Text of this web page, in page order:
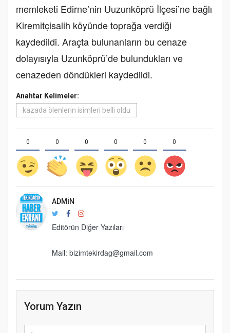
memleketi Edirne’nin Uuzunköprü İlçesi’ne bağlı
Kiremitçisalih köyünde toprağa verdiği
kaydedildi. Araçta bulunanların bu cenaze
dolayısıyla Uzunköprü’de bulundukları ve
cenazeden döndükleri kaydedildi.
Anahtar Kelimeler:
kazada ölenlerin isimleri belli oldu
0 0 0 0 0 0
ADMIN
Editörün Diğer Yazıları
Mail: bizimtekirdag@gmail.com
Yorum Yazın